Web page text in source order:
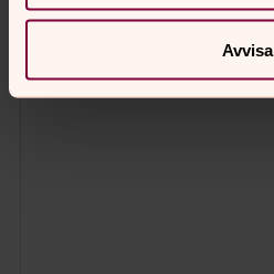
Avvisa